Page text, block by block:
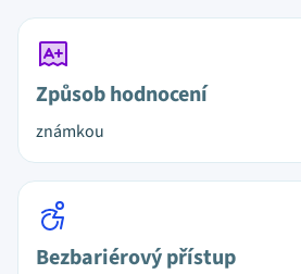
Způsob hodnocení
známkou
Bezbariérový přístup